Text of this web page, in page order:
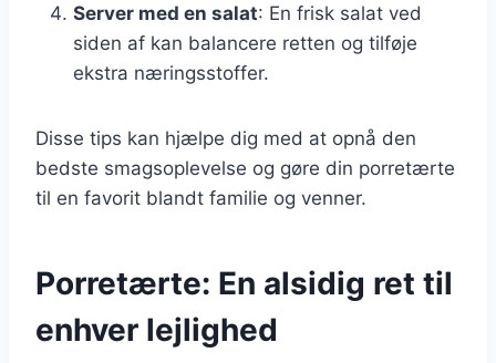
Server med en salat: En frisk salat ved
siden af kan balancere retten og tilføje
ekstra næringsstoffer.
Disse tips kan hjælpe dig med at opnå den
bedste smagsoplevelse og gøre din porretærte
til en favorit blandt familie og venner.
Porretærte: En alsidig ret til
enhver lejlighed